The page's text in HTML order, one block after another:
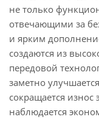
не только
отвечающими за
и ярким
создаются из
передовой
заметно
сокращается
наблюдается